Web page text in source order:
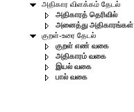
அதிகார விளக்கம் தேடல்
அதிகாரத் தெரிவில்
அனைத்து அதிகாரங்கள்
குறள்-உரை தேடல்
குறள் எண் வகை
அதிகாரம் வகை
இயல் வகை
பால் வகை